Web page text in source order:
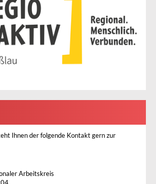
Ihnen der folgende Kontakt gern zur
Arbeitskreis